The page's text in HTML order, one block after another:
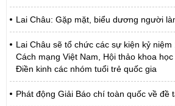
Lai Châu: Gặp mặt, biểu dương người
Lai Châu sẽ tổ chức các sự kiện kỷ
Cách mạng Việt Nam, Hội thảo khoa
Điền kinh các nhóm tuổi trẻ quốc gia
Phát động Giải Báo chí toàn quốc về đề